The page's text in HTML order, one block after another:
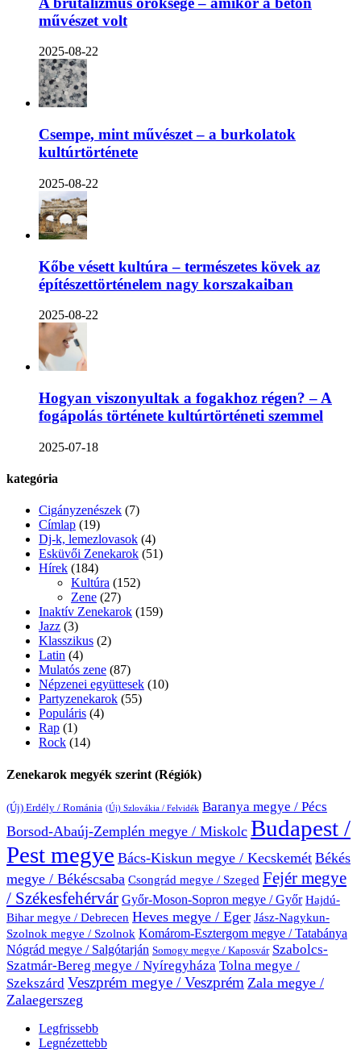
művészet volt
2025-08-22
Csempe, mint művészet – a burkolatok
kultúrtörténete
2025-08-22
Kőbe vésett kultúra – természetes kövek az
építészettörténelem nagy korszakaiban
2025-08-22
Hogyan viszonyultak a fogakhoz régen? – A
fogápolás története kultúrtörténeti szemmel
2025-07-18
kategória
Cigányzenészek (7)
Címlap (19)
Dj-k, lemezlovasok (4)
Esküvői Zenekarok (51)
Hírek (184)
Kultúra (152)
Zene (27)
Inaktív Zenekarok (159)
Jazz (3)
Klasszikus (2)
Latin (4)
Mulatós zene (87)
Népzenei együttesek (10)
Partyzenekarok (55)
Populáris (4)
Rap (1)
Rock (14)
Zenekarok megyék szerint (Régiók)
(Új) Erdély / Románia (Új) Szlovákia / Felvidék Baranya megye / Pécs
Borsod-Abaúj-Zemplén megye / Miskolc Budapest /
Pest megye Bács-Kiskun megye / Kecskemét Békés
megye / Békéscsaba Csongrád megye / Szeged Fejér megye
/ Székesfehérvár Győr-Moson-Sopron megye / Győr Hajdú-
Bihar megye / Debrecen Heves megye / Eger Jász-Nagykun-
Szolnok megye / Szolnok Komárom-Esztergom megye / Tatabánya
Nógrád megye / Salgótarján Somogy megye / Kaposvár Szabolcs-
Szatmár-Bereg megye / Nyíregyháza Tolna megye /
Szekszárd Veszprém megye / Veszprém Zala megye /
Zalaegerszeg
Legfrissebb
Legnézettebb